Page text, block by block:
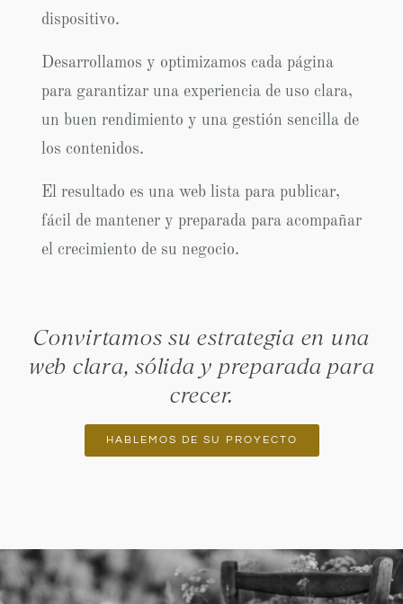
dispositivo.
Desarrollamos y optimizamos cada página
para garantizar una experiencia de uso clara,
un buen rendimiento y una gestión sencilla de
los contenidos.
El resultado es una web lista para publicar,
fácil de mantener y preparada para acompañar
el crecimiento de su negocio.
Convirtamos su estrategia en una
web clara, sólida y preparada para
crecer.
HABLEMOS DE SU PROYECTO